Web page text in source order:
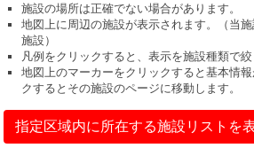
施設の場所は正確でない場合があります。
地図上に周辺の施設が表示されます。（当
施設）
凡例をクリックすると、表示を施設種類で絞
地図上のマーカーをクリックすると基本情
クするとその施設のページに移動します。
指定区域内に所在する施設リストを